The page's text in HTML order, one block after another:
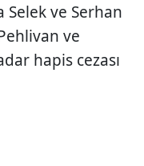
Selek ve Serhan
ve
hapis cezası